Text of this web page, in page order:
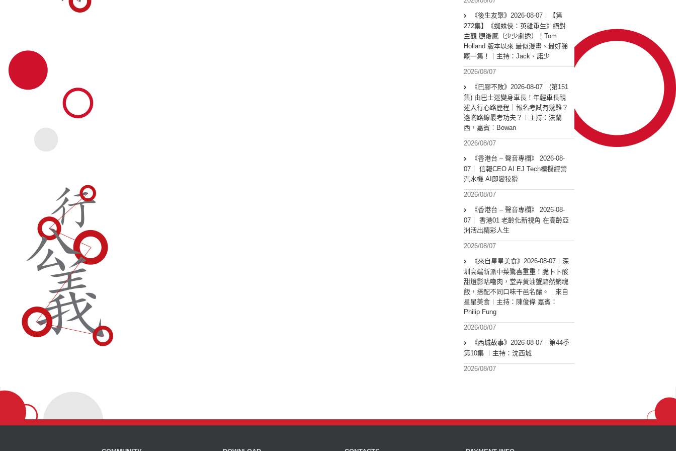
《後生友聚》2026-08-07︱【第
272集】《蜘蛛俠：英雄重生》絕對
主觀 觀後感（少少劇透）！Tom
Holland 版本以來 最似漫畫、最好睇
嘅一集！｜主持：Jack、諾少
2026/08/07
《巴膠不敗》2026-08-07︱(第151
集) 由巴士迷變身車長！年輕車長親
述入行心路歷程｜報名考試有幾難？
邊啲路線最考功夫？︱主持：法蘭
西，嘉賓︰Bowan
2026/08/07
《香港台 – 聲音專欄》 2026-08-
07｜ 信報CEO AI EJ Tech模擬經營
汽水機 AI即變狡猾
2026/08/07
《香港台 – 聲音專欄》 2026-08-
07｜ 香港01 老齡化新視角 在高齡亞
洲活出精彩人生
2026/08/07
《來自星星美食》2026-08-07︱深
圳高端新派中菜驚喜重重！脆卜卜酸
甜燈影咕嚕肉，堂弄黃油蟹黯然銷魂
飯，搭配不同口味干邑名釀。︱來自
星星美食︱主持：陳俊偉 嘉賓：
Philip Fung
2026/08/07
《西城故事》2026-08-07︱第44季
第10集 ︱主持：沈西城
2026/08/07